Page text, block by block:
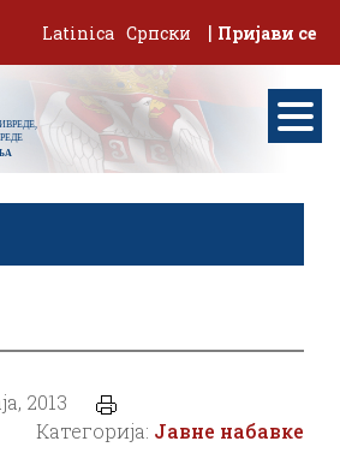
Latinica Српски | Пријави се
2013
Категорија: Јавне набавке